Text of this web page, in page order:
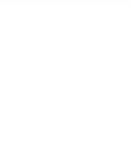
ilişkin detaylı bilgi için Ayarlar
okumak ve sitemizde ilgili